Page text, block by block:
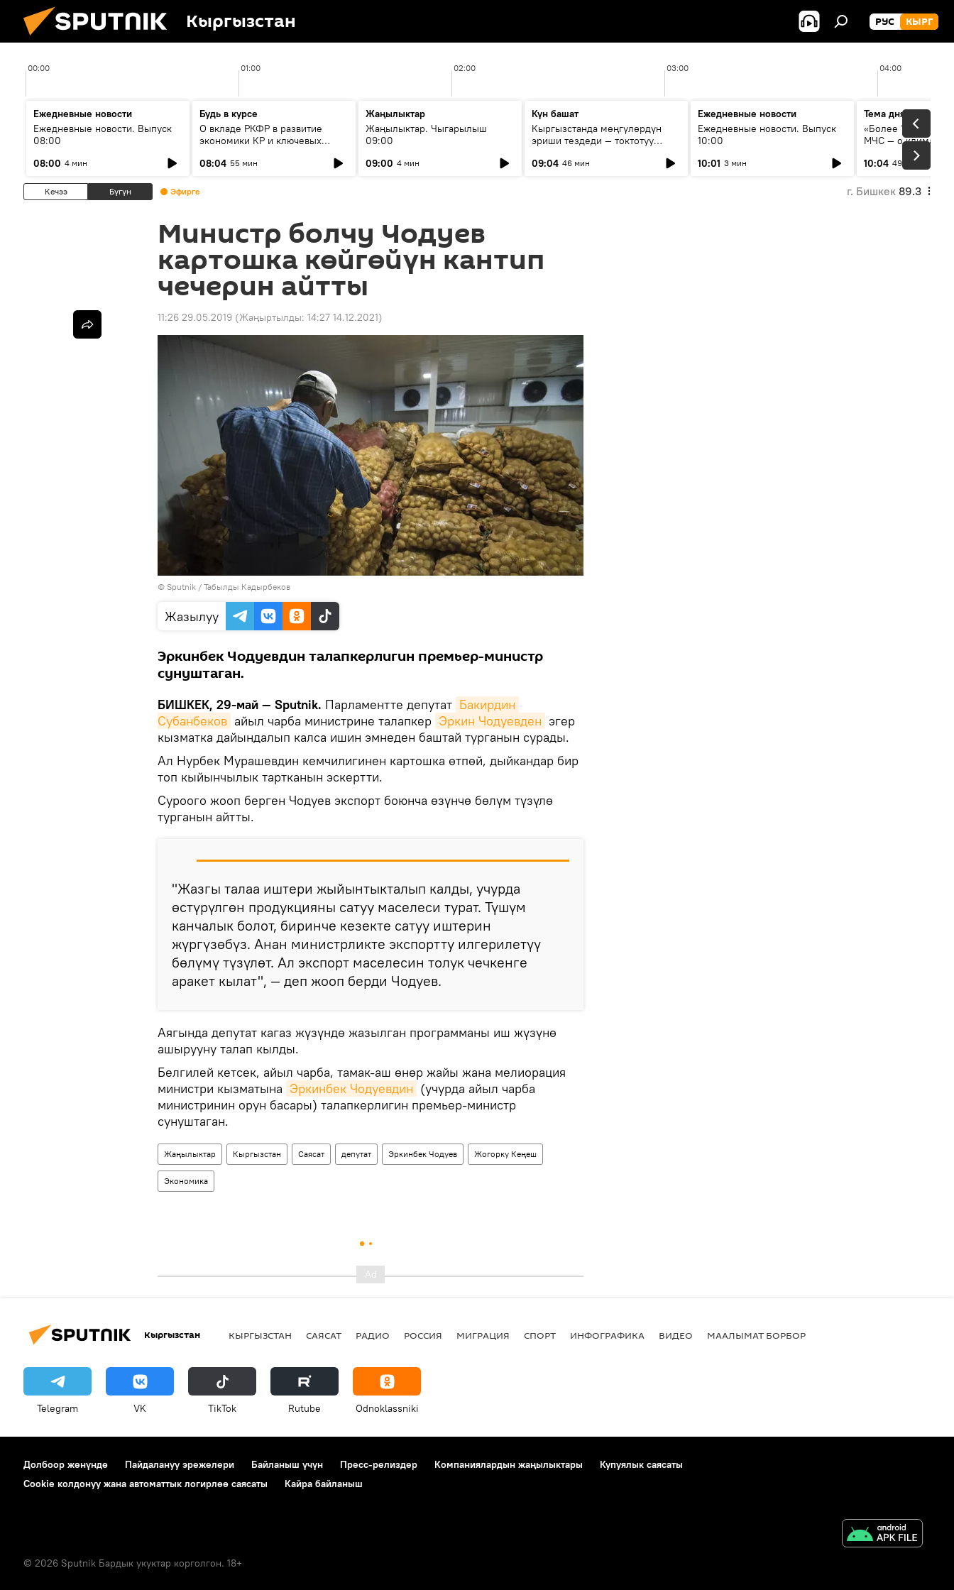
Кыргызстан РУС КЫРГ
00:00 01:00 02:00 03:00 04:00
Ежедневные новости
Ежедневные новости. Выпуск
08:00
08:00 4 мин
Будь в курсе
О вкладе РКФР в развитие
экономики КР и ключевых
08:04 55 мин
Жаңылыктар
Жаңылыктар. Чыгарылыш
09:00
09:00 4 мин
Күн башат
Кыргызстанда мөңгүлөрдүн
эриши тездеди — токтотуу
09:04 46 мин
Ежедневные новости
Ежедневные новости. Выпуск
10:00
10:01 3 мин
Тема дня
«Более 1200 сёл в
МЧС — о климате,
системе
населения
10:04 49 мин
Кечээ Бүгүн Эфирге г. Бишкек 89.3
Министр болчу Чодуев
картошка көйгөйүн кантип
чечерин айтты
11:26 29.05.2019 (Жаңыртылды: 14:27 14.12.2021)
© Sputnik / Табылды Кадырбеков
Жазылуу
Эркинбек Чодуевдин талапкерлигин премьер-министр
сунуштаган.
БИШКЕК, 29-май — Sputnik. Парламентте депутат Бакирдин
Субанбеков айыл чарба министрине талапкер Эркин Чодуевден эгер
кызматка дайындалып калса ишин эмнеден баштай турганын сурады.
Ал Нурбек Мурашевдин кемчилигинен картошка өтпөй, дыйкандар бир
топ кыйынчылык тартканын эскертти.
Суроого жооп берген Чодуев экспорт боюнча өзүнчө бөлүм түзүлө
турганын айтты.
"Жазгы талаа иштери жыйынтыкталып калды, учурда
өстүрүлгөн продукцияны сатуу маселеси турат. Түшүм
канчалык болот, биринче кезекте сатуу иштерин
жүргүзөбүз. Анан министрликте экспортту илгерилетүү
бөлүмү түзүлөт. Ал экспорт маселесин толук чечкенге
аракет кылат", — деп жооп берди Чодуев.
Аягында депутат кагаз жүзүндө жазылган программаны иш жүзүнө
ашырууну талап кылды.
Белгилей кетсек, айыл чарба, тамак-аш өнөр жайы жана мелиорация
министри кызматына Эркинбек Чодуевдин (учурда айыл чарба
министринин орун басары) талапкерлигин премьер-министр
сунуштаган.
Жаңылыктар Кыргызстан Саясат депутат Эркинбек Чодуев Жогорку Кеңеш
Экономика
Кыргызстан КЫРГЫЗСТАН САЯСАТ РАДИО РОССИЯ МИГРАЦИЯ СПОРТ ИНФОГРАФИКА ВИДЕО МААЛЫМАТ БОРБОР
Telegram VK ТikТоk Rutube Odnoklassniki
Долбоор жөнүндө Пайдалануу эрежелери Байланыш үчүн Пресс-релиздер Компаниялардын жаңылыктары
Купуялык саясаты
Cookie колдонуу жана автоматтык логирлөө саясаты
Кайра байланыш
© 2026 Sputnik Бардык укуктар корголгон. 18+